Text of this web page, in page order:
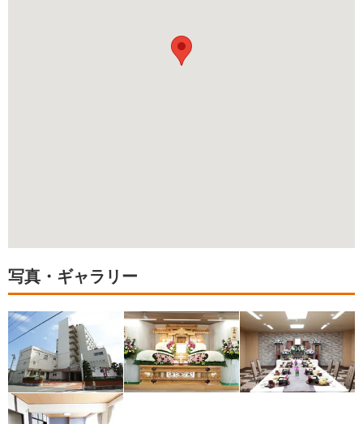
写真・ギャラリー